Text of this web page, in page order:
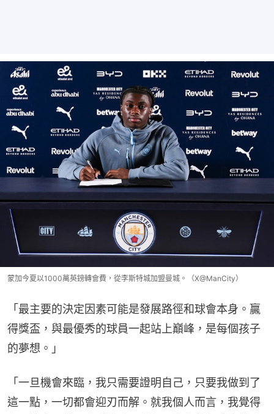
蒙加今夏以1000萬英鎊轉會費，從李斯特城加盟曼城。（X@ManCity）
「最主要的決定因素可能是發展路徑和球會本身。贏
得獎盃，與最優秀的球員一起站上巔峰，是每個孩子
的夢想。」
「一旦機會來臨，我只需要證明自己，只要我做到了
這一點，一切都會迎刃而解。就我個人而言，我覺得